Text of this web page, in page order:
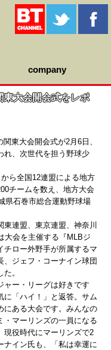
company
大会開会式をレポ
東大会開会式が2月6日、
れ、次世代を担う野球少
ら全国12連盟による地方
チームを数え、地方大会
県石巻市総合運動野球場
連盟、東京連盟、神奈川
大会を主催する『MLBジ
チロー外野手が所属するマ
、ジェフ・コーナイン球団
。
ー・リーグは好きです
に「ハイ！」と返答。サム
にある大会です。みんなの
・マーリンズの一員になる
現役時代にマーリンズで2
ナイン氏も、「私は幸運に